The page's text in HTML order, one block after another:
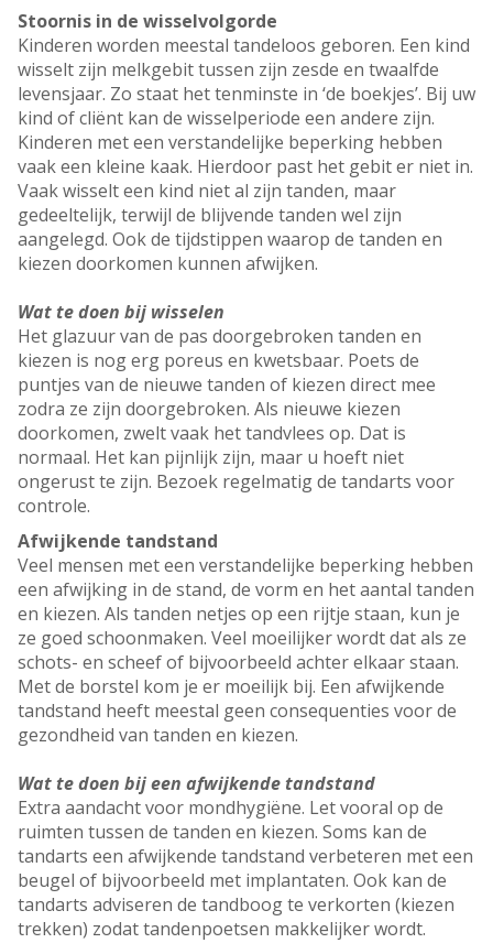
Stoornis in de wisselvolgorde
Kinderen worden meestal tandeloos geboren. Een kind
wisselt zijn melkgebit tussen zijn zesde en twaalfde
levensjaar. Zo staat het tenminste in ‘de boekjes’. Bij uw
kind of cliënt kan de wisselperiode een andere zijn.
Kinderen met een verstandelijke beperking hebben
vaak een kleine kaak. Hierdoor past het gebit er niet in.
Vaak wisselt een kind niet al zijn tanden, maar
gedeeltelijk, terwijl de blijvende tanden wel zijn
aangelegd. Ook de tijdstippen waarop de tanden en
kiezen doorkomen kunnen afwijken.
Wat te doen bij wisselen
Het glazuur van de pas doorgebroken tanden en
kiezen is nog erg poreus en kwetsbaar. Poets de
puntjes van de nieuwe tanden of kiezen direct mee
zodra ze zijn doorgebroken. Als nieuwe kiezen
doorkomen, zwelt vaak het tandvlees op. Dat is
normaal. Het kan pijnlijk zijn, maar u hoeft niet
ongerust te zijn. Bezoek regelmatig de tandarts voor
controle.
Afwijkende tandstand
Veel mensen met een verstandelijke beperking hebben
een afwijking in de stand, de vorm en het aantal tanden
en kiezen. Als tanden netjes op een rijtje staan, kun je
ze goed schoonmaken. Veel moeilijker wordt dat als ze
schots- en scheef of bijvoorbeeld achter elkaar staan.
Met de borstel kom je er moeilijk bij. Een afwijkende
tandstand heeft meestal geen consequenties voor de
gezondheid van tanden en kiezen.
Wat te doen bij een afwijkende tandstand
Extra aandacht voor mondhygiëne. Let vooral op de
ruimten tussen de tanden en kiezen. Soms kan de
tandarts een afwijkende tandstand verbeteren met een
beugel of bijvoorbeeld met implantaten. Ook kan de
tandarts adviseren de tandboog te verkorten (kiezen
trekken) zodat tandenpoetsen makkelijker wordt.